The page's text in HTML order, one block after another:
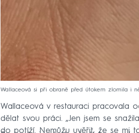
Wallaceová si při obraně před útokem zlomila i
Wallaceová v restauraci pracovala
dělat svou práci. „Jen jsem se
do potíží. Nemůžu uvěřit, že se mi